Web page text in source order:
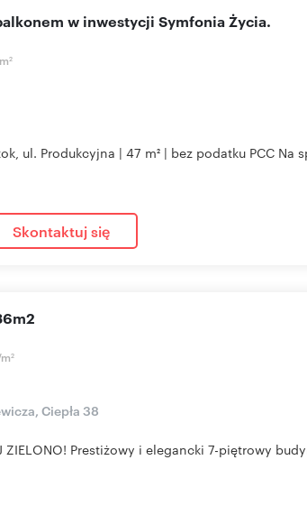
2
w inwestycji Symfonia Życia.
ul. Produkcyjna | 47 m² | bez podatku PCC
Skontaktuj się
2
Ciepła 38
ZIELONO! Prestiżowy i elegancki 7-piętrowy